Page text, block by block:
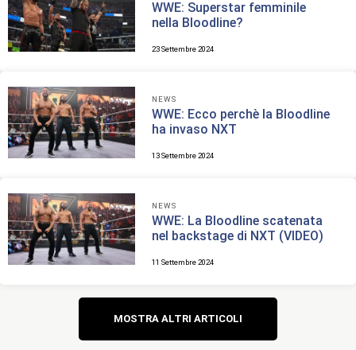
WWE: Superstar femminile
nella Bloodline?
23 Settembre 2024
NEWS
WWE: Ecco perchè la Bloodline
ha invaso NXT
13 Settembre 2024
NEWS
WWE: La Bloodline scatenata
nel backstage di NXT (VIDEO)
11 Settembre 2024
Navigazione
articoli
MOSTRA ALTRI ARTICOLI